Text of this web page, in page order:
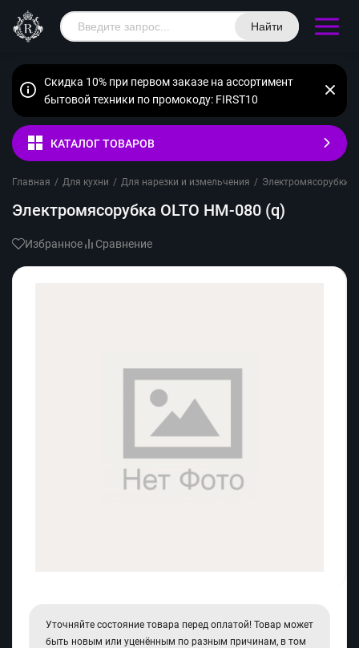
Найти
Скидка 10% при первом заказе на ассортимент
бытовой техники по промокоду: FIRST10
КАТАЛОГ ТОВАРОВ
Главная / Для кухни / Для нарезки и измельчения / Электромясорубки
Электромясорубка OLTO HM-080 (q)
Избранное Сравнение
Уточняйте состояние товара перед оплатой! Товар может
быть новым или уценённым по разным причинам, в том